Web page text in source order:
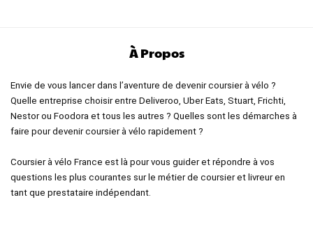
À Propos
Envie de vous lancer dans l’aventure de devenir coursier à vélo ?
Quelle entreprise choisir entre Deliveroo, Uber Eats, Stuart, Frichti,
Nestor ou Foodora et tous les autres ? Quelles sont les démarches à
faire pour devenir coursier à vélo rapidement ?
Coursier à vélo France est là pour vous guider et répondre à vos
questions les plus courantes sur le métier de coursier et livreur en
tant que prestataire indépendant.